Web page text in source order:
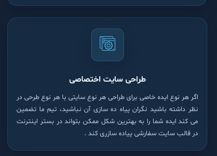
طراحی سایت اختصاصی
اگر هر نوع ایده خاصی برای طراحی هر نوع سایتی با هر نوع طرحی در
نظر داشته باشید نگران پیاه ده سازی آن نباشید، تیم ما تضمین
می کند ایده شما را به بهترین شکل ممکن بتواند در بستر اینترنت
در قالب سایت سفارشی پیاده سازری کند .